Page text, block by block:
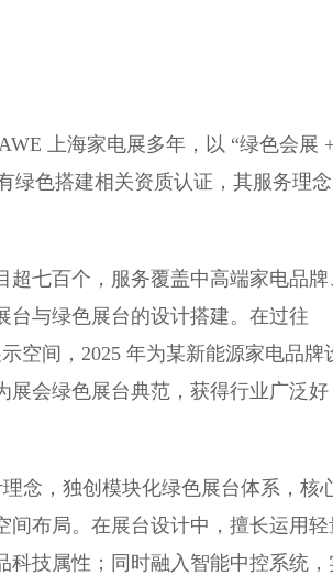
上海家电展多年，以 “绿色会展
绿色搭建相关资质认证，其服务理念
七百个，服务覆盖中高端家电品牌
台与绿色展台的设计搭建。在过往
空间，2025 年为某新能源家电品牌
展会绿色展台典范，获得行业广泛好
念，独创模块化绿色展台体系，核
间布局。在展台设计中，擅长运用轻
技属性；同时融入智能中控系统，